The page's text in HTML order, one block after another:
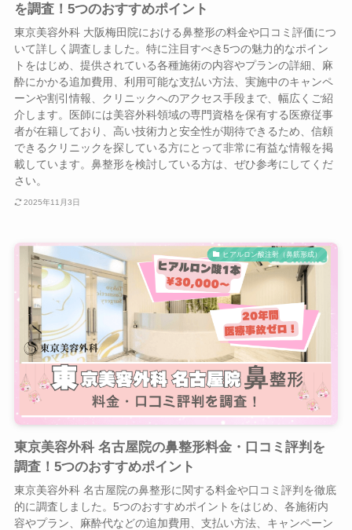
を調査！5つのおすすめポイント
東京美容外科 大阪梅田院における鼻整形の料金や口コミ評価につ
いて詳しく調査しました。特に注目すべき5つの魅力的なポイン
トをはじめ、提供されている各種施術の内容やプランの詳細、麻
酔にかかる追加費用、利用可能な支払い方法、実施中のキャンペ
ーンや割引情報、クリニックへのアクセス手段まで、幅広くご紹
介します。医師には美容外科領域の専門資格を保有する医療従事
者が在籍しており、高い技術力と安全性が期待できるため、信頼
できるクリニックを探している方にとって非常に有益な情報を掲
載しています。鼻整形を検討している方は、ぜひ参考にしてくだ
さい。
2025年11月3日
ヒアルロン酸注射（鼻筋形成）
東京美容外科 名古屋院の鼻整形料金・口コミ評判を
調査！5つのおすすめポイント
東京美容外科 名古屋院の鼻整形に関する料金や口コミ評判を徹底
的に調査しました。5つのおすすめポイントをはじめ、各施術内
容やプラン、麻酔代などの追加費用、支払い方法、キャンペーン